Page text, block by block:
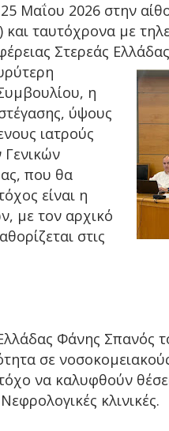
Μαΐου 2026 στην
ταυτόχρονα με
Στερεάς
η
ύψους
ιατρούς
Γενικών
που θα
είναι η
με τον αρχικό
στις
Φάνης Σπανός
σε
να καλυφθούν
κλινικές.